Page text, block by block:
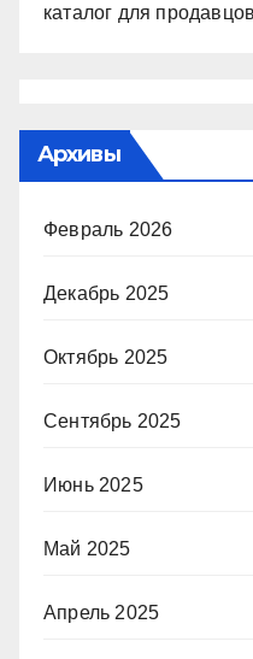
каталог для
Архивы
Февраль 2026
Декабрь 2025
Октябрь 2025
Сентябрь 2025
Июнь 2025
Май 2025
Апрель 2025